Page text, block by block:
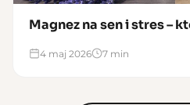
Magnez na sen i stres –
4 maj 2026 7 min